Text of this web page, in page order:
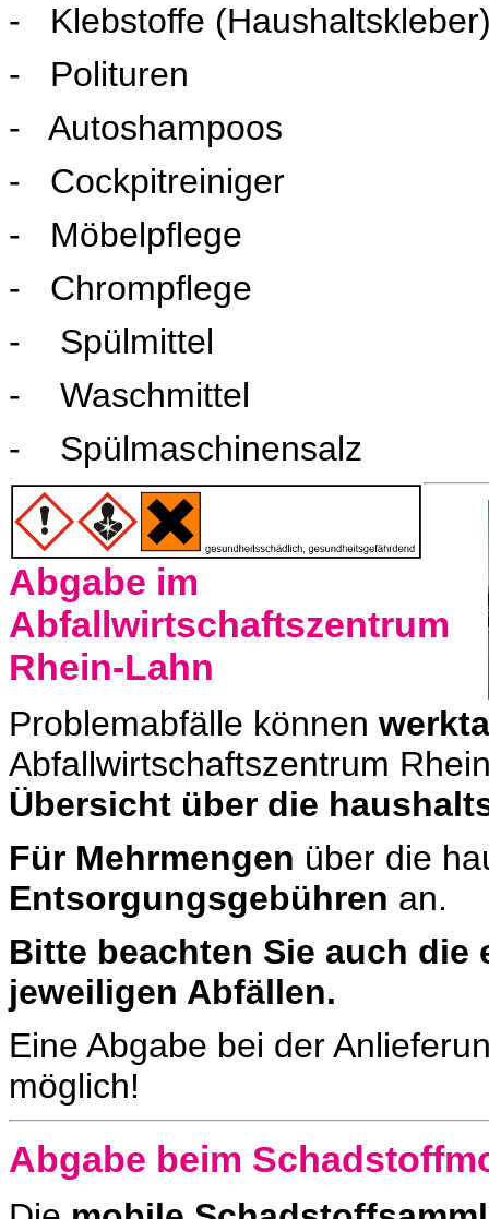
- Klebstoffe
- Polituren
- Autoshampoos
- Cockpitreiniger
- Möbelpflege
- Chrompflege
- Spülmittel
- Waschmittel
- Spülmaschinensalz
Abgabe im
Abfallwirtschaftszentrum
Rhein-Lahn
Problemabfälle können
Abfallwirtschaftszentrum
Übersicht über die
Für Mehrmengen über die
Entsorgungsgebühren an.
Bitte beachten Sie auch die
jeweiligen Abfällen.
Eine Abgabe bei der
möglich!
Abgabe beim